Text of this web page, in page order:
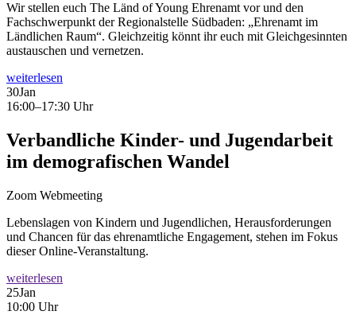
Wir stellen euch The Länd of Young Ehrenamt vor und den
Fachschwerpunkt der Regionalstelle Südbaden: „Ehrenamt im
Ländlichen Raum“. Gleichzeitig könnt ihr euch mit Gleichgesinnten
austauschen und vernetzen.
weiterlesen
30Jan
16:00–17:30 Uhr
Verbandliche Kinder- und Jugendarbeit
im demografischen Wandel
Zoom Webmeeting
Lebenslagen von Kindern und Jugendlichen, Herausforderungen
und Chancen für das ehrenamtliche Engagement, stehen im Fokus
dieser Online-Veranstaltung.
weiterlesen
25Jan
10:00 Uhr